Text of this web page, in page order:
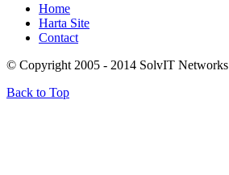
Home
Harta Site
Contact
© Copyright 2005 - 2014 SolvIT Networks
Back to Top